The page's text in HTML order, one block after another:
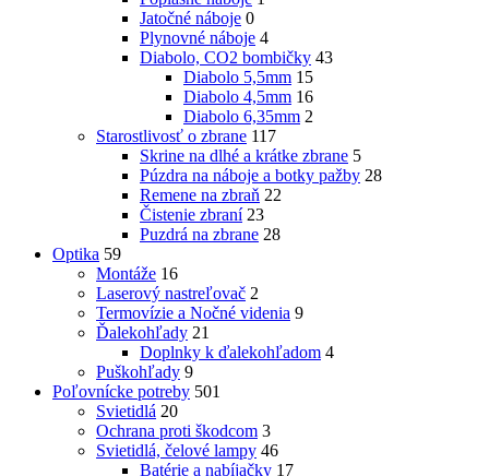
Jatočné náboje 0
Plynovné náboje 4
Diabolo, CO2 bombičky 43
Diabolo 5,5mm 15
Diabolo 4,5mm 16
Diabolo 6,35mm 2
Starostlivosť o zbrane 117
Skrine na dlhé a krátke zbrane 5
Púzdra na náboje a botky pažby 28
Remene na zbraň 22
Čistenie zbraní 23
Puzdrá na zbrane 28
Optika 59
Montáže 16
Laserový nastreľovač 2
Termovízie a Nočné videnia 9
Ďalekohľady 21
Doplnky k ďalekohľadom 4
Puškohľady 9
Poľovnícke potreby 501
Svietidlá 20
Ochrana proti škodcom 3
Svietidlá, čelové lampy 46
Batérie a nabíjačky 17